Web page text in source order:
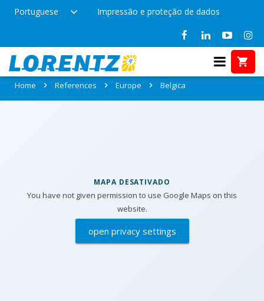
Portuguese Impressão e proteção de dados
References in Belgica
Home References Europe Belgica
MAPA DESATIVADO
You have not given permission to use Google Maps on this
website.
open privacy settings